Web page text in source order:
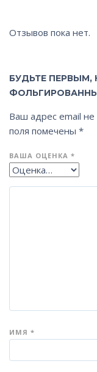
Отзывов пока нет.
БУДЬТЕ
Ваш адрес email не
поля помечены *
ВАША ОЦЕНКА *
ИМЯ *